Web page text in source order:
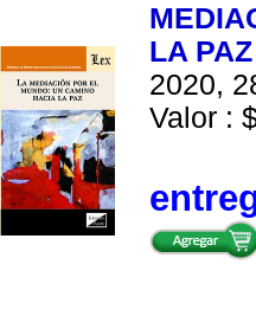
LA PAZ
2020,
Valor :